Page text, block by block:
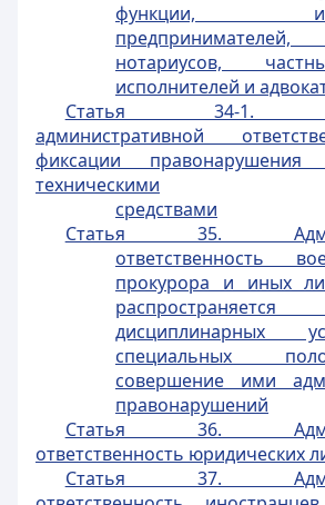
функции,
нотариусов,
исполнителей и
Статья 34-1.
административной
фиксации правонарушения
техническими
средствами
Статья 35.
ответственность
прокурора и иных
дисциплинарных
специальных
совершение ими
правонарушений
Статья 36.
ответственность юридических
Статья 37.